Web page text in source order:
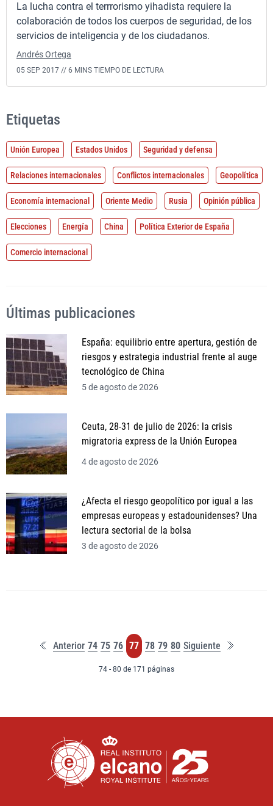
La lucha contra el terrrorismo yihadista requiere la
colaboración de todos los cuerpos de seguridad, de los
servicios de inteligencia y de los ciudadanos.
Andrés Ortega
05 SEP 2017 // 6 MINS TIEMPO DE LECTURA
Etiquetas
Unión Europea Estados Unidos Seguridad y defensa
Relaciones internacionales Conflictos internacionales Geopolítica
Economía internacional Oriente Medio Rusia Opinión pública
Elecciones Energía China Política Exterior de España
Comercio internacional
Últimas publicaciones
España: equilibrio entre apertura, gestión de
riesgos y estrategia industrial frente al auge
tecnológico de China
5 de agosto de 2026
Ceuta, 28-31 de julio de 2026: la crisis
migratoria express de la Unión Europea
4 de agosto de 2026
¿Afecta el riesgo geopolítico por igual a las
empresas europeas y estadounidenses? Una
lectura sectorial de la bolsa
3 de agosto de 2026
Primera
página
Anterior Página
74 Página
75 Página
76 Página
77 Página
78 Página
79 Página
80 Siguiente
Última
página
74 - 80 de 171 páginas